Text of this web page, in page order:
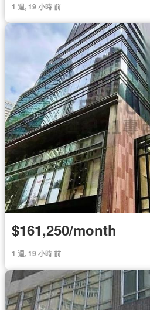
1 週, 19 小時 前
$161,250/month
1 週, 19 小時 前